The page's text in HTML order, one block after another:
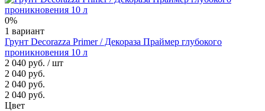
0%
1 вариант
Грунт Decorazza Primer / Декораза Праймер глубокого
проникновения 10 л
2 040 руб. / шт
2 040 руб.
2 040 руб.
2 040 руб.
Цвет